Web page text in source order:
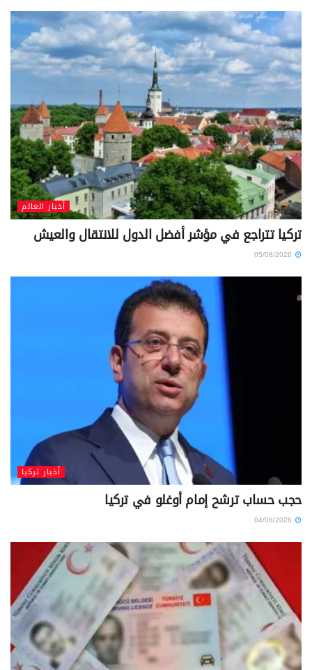
أخبار العالم
تركيا تتراجع في مؤشر أفضل الدول للانتقال والعيش
أخبار تركيا
حجب حساب ترشح إمام أوغلو في تركيا